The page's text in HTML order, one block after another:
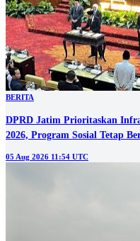
BERITA
DPRD Jatim Prioritaskan
2026, Program Sosial Tetap
05 Aug 2026 11:54 UTC